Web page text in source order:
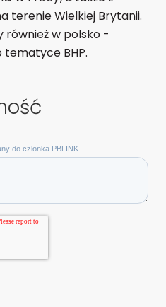
terenie Wielkiej Brytanii.
również w polsko -
BHP.